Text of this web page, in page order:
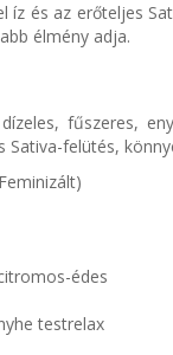
íz és az erőteljes
élmény adja.
fűszeres,
felütés,
édes
testrelax